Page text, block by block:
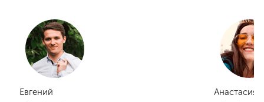
Евгений
Анастасия